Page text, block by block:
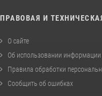
ПРАВОВАЯ И
О сайте
Об использовании информации
Правила обработки
Сообщить об ошибках